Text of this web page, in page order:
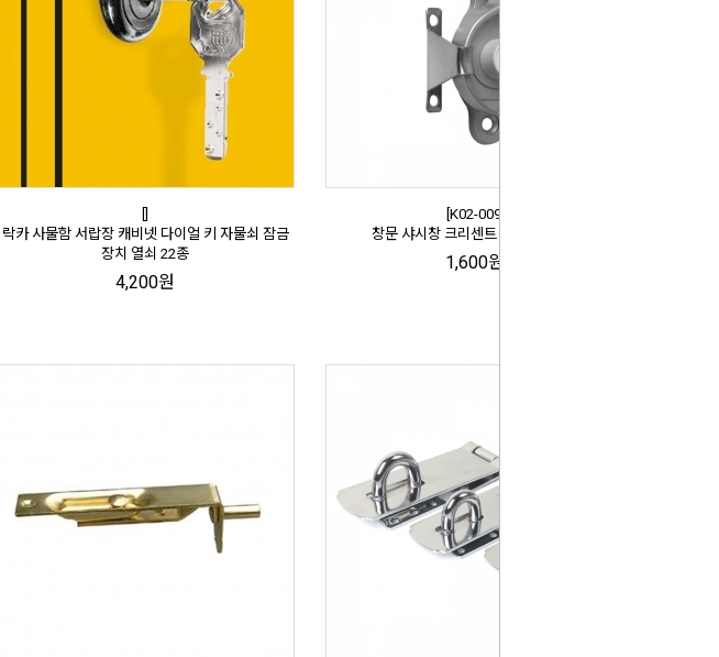
락카 사물함 서랍장 캐비넷 다이얼 키 자물쇠 잠금
장치 열쇠 22종
4,200원
[K02-009]
창문 샤시창 크리센트 113 잠금장치
1,600원